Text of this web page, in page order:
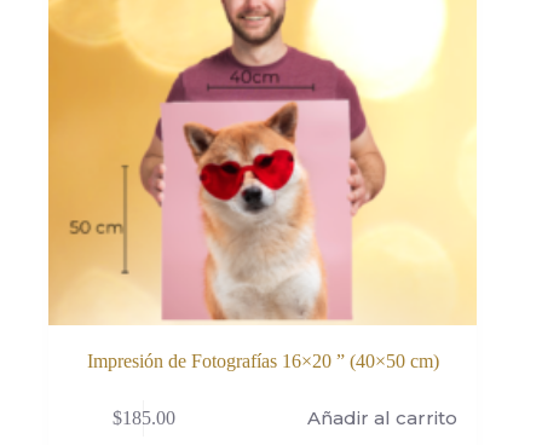
Impresión de Fotografías 16×20 ” (40×50 cm)
$185.00 Añadir al carrito